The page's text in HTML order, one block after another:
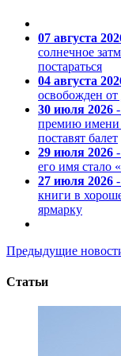
07 августа
солнечное
постараться
04 августа
освобожден
30 июля 2026
премию имени
поставят балет
29 июля 2026
его имя стало
27 июля 2026
книги в
ярмарку
Предыдущие
Статьи